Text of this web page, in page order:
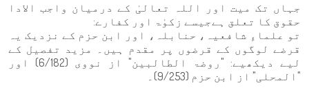
جہاں تک میت اور اللہ تعالیٰ کے درمیان واجب الادا
حقوق کا تعلق ہےجیسے زکوٰۃ اور کفارے:
تو علماءِ شافعیہ، حنابلہ، اور ابن حزم کے نزدیک یہ
قرضے لوگوں کے قرضوں پر مقدم ہیں۔ مزید تفصیل کے
لیے دیکھیے: "روضۃ الطالبین" از نووی (6/182) اور
"المحلی" از ابن حزم (9/253)۔